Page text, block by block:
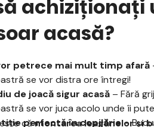
acasă?
petrece mai mult timp afară
se vor distra ore întregi!
de joacă sigur acasă – Fără
se vor juca acolo unde îi
perfectă în copilărie–
este cămontarea leagănelor și